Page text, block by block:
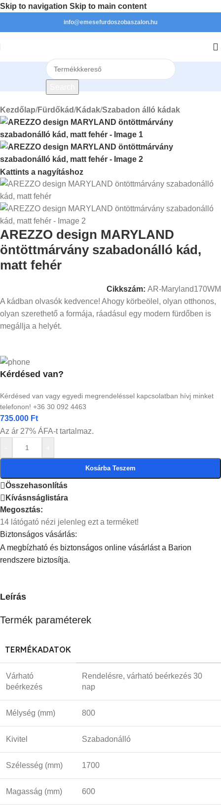
Skip to navigation Skip to main content
info@emesefurdoszobaszalon.hu
Kezdőlap/Fürdőkád/Kádak/Szabadon álló kádak
Kattints a nagyításhoz
AREZZO design MARYLAND
öntöttmárvány szabadonálló kád,
matt fehér
Cikkszám: AR-Maryland170WM
A kádban olvasók kedvence! Ahogy körbeölel, olyan otthonos,
olyan szerethető a formája, ráadásul egy modern fürdőben is
megállja a helyét.
Kérdésed van?
Kérdésed van vagy egyedi megrendeléssel kapcsolatban hívj minket
telefonon! +36 30 092 4463
735.000 Ft
Az ár 27% ÁFA-t tartalmaz.
Kosárba Teszem
Összehasonlítás
Kívásnságlistára
Megosztás:
14 látógató nézi jelenleg ezt a terméket!
Biztonságos vásárlás:
A megbízható és biztonságos online vásárlást a Barion
rendszere biztosítja.
Leírás
Termék paraméterek
TERMÉKADATOK
Várható
beérkezés
Rendelésre, várható beérkezés 30
nap
Mélység (mm) 800
Kivitel Szabadonálló
Szélesség (mm) 1700
Magasság (mm) 600